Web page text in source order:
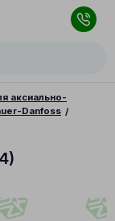
аксиально-
Danfoss